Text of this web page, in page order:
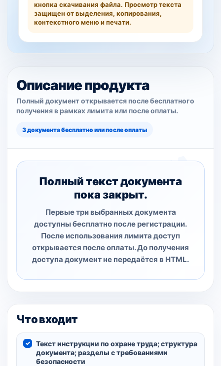
кнопка скачивания файла. Просмотр текста
защищен от выделения, копирования,
контекстного меню и печати.
Описание продукта
Полный документ открывается после бесплатного
получения в рамках лимита или после оплаты.
3 документа бесплатно или после оплаты
Полный текст документа
пока закрыт.
Первые три выбранных документа
доступны бесплатно после регистрации.
После использования лимита доступ
открывается после оплаты. До получения
доступа документ не передаётся в HTML.
Что входит
Текст инструкции по охране труда; структура
документа; разделы с требованиями
безопасности